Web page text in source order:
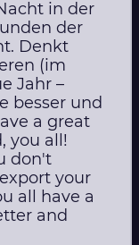
in der
der
Denkt
(im
Jahr –
besser und
a great
you all!
don't
your
all have a
and